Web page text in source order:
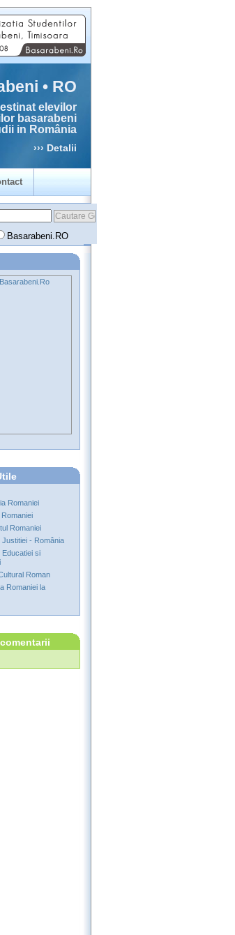
• RO
elevilor
basarabeni
in România
››› Detalii
Basarabeni.RO
Romaniei
Romaniei
Justitiei - România
Educatiei si
Roman
Romaniei la